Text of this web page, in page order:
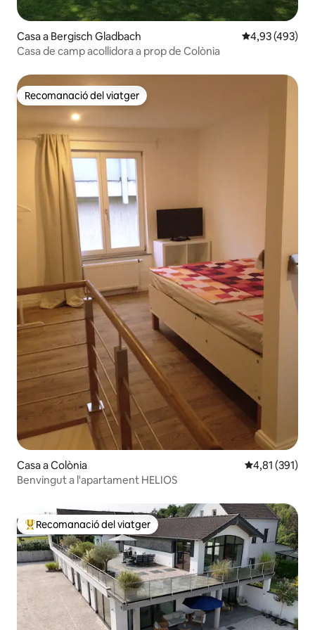
Casa a Bergisch Gladbach 4,93 de
4,93 (493)
Casa de camp acollidora a prop de Colònia
Recomanació del viatger
Recomanació del viatger
Casa a Colònia 4,81 de
4,81 (391)
Benvingut a l'apartament HELIOS
Principals recomanacions dels viatgers
Recomanació del viatger